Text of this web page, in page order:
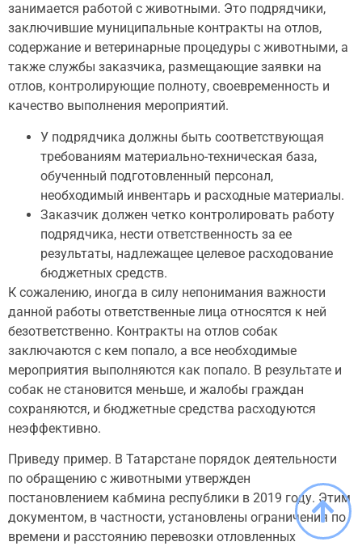
занимается работой с животными. Это подрядчики,
заключившие муниципальные контракты на отлов,
содержание и ветеринарные процедуры с животными, а
также службы заказчика, размещающие заявки на
отлов, контролирующие полноту, своевременность и
качество выполнения мероприятий.
У подрядчика должны быть соответствующая
требованиям материально-техническая база,
обученный подготовленный персонал,
необходимый инвентарь и расходные материалы.
Заказчик должен четко контролировать работу
подрядчика, нести ответственность за ее
результаты, надлежащее целевое расходование
бюджетных средств.
К сожалению, иногда в силу непонимания важности
данной работы ответственные лица относятся к ней
безответственно. Контракты на отлов собак
заключаются с кем попало, а все необходимые
мероприятия выполняются как попало. В результате и
собак не становится меньше, и жалобы граждан
сохраняются, и бюджетные средства расходуются
неэффективно.
Приведу пример. В Татарстане порядок деятельности
по обращению с животными утвержден
постановлением кабмина республики в 2019 году. Этим
документом, в частности, установлены ограничения по
времени и расстоянию перевозки отловленных